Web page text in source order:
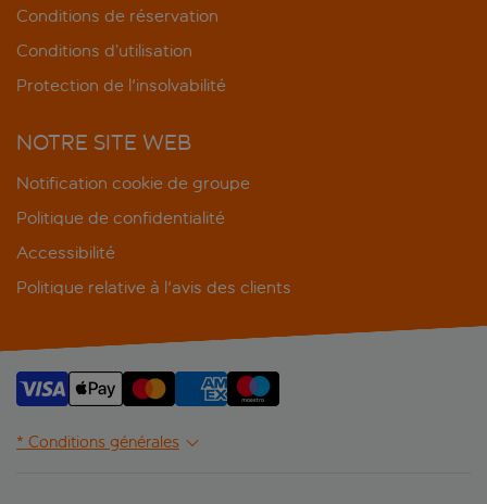
Conditions de réservation
Conditions d’utilisation
Protection de l'insolvabilité
NOTRE SITE WEB
Notification cookie de groupe
Politique de confidentialité
Accessibilité
Politique relative à l'avis des clients
* Conditions générales